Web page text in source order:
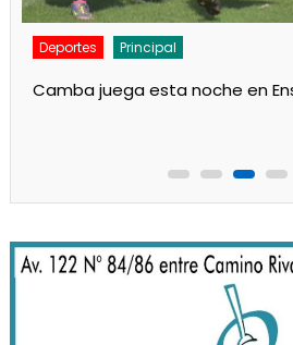
Deportes Noticias
Respaldo al Indio en Defensores